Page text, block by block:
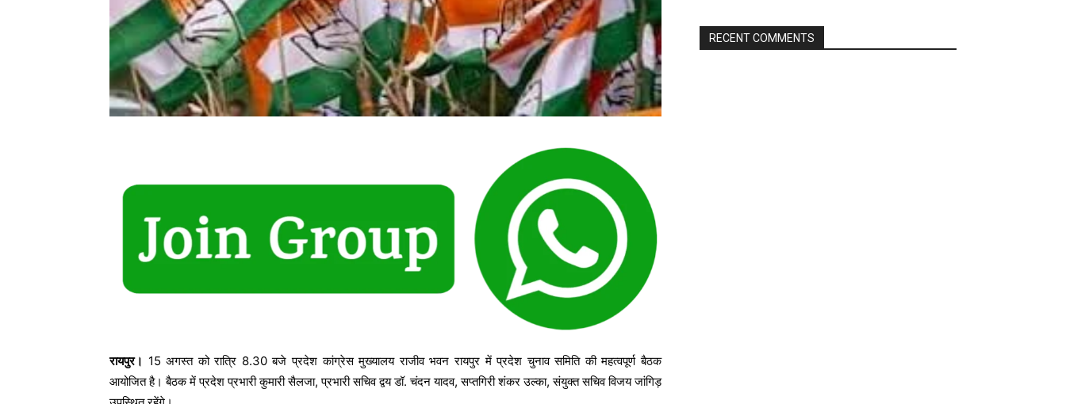
रायपुर। 15 अगस्त को रात्रि 8.30 बजे प्रदेश कांग्रेस मुख्यालय राजीव भवन रायपुर में प्रदेश चुनाव समिति की महत्वपूर्ण बैठक
आयोजित है। बैठक में प्रदेश प्रभारी कुमारी सैलजा, प्रभारी सचिव द्वय डॉ. चंदन यादव, सप्तगिरी शंकर उल्का, संयुक्त सचिव विजय जांगिड़
RECENT COMMENTS